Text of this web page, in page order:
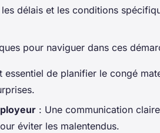
délais et les conditions
pour naviguer dans ces
essentiel de planifier le congé
: Une communication
éviter les malentendus.